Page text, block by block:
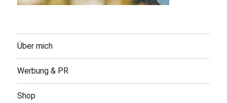
Über mich
Werbung & PR
Shop